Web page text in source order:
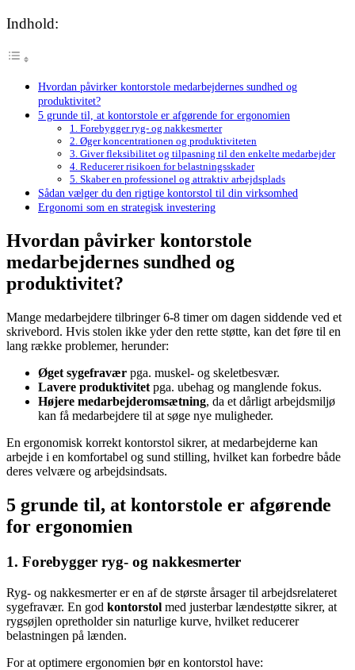
Indhold:
Hvordan påvirker kontorstole medarbejdernes sundhed og
produktivitet?
5 grunde til, at kontorstole er afgørende for ergonomien
1. Forebygger ryg- og nakkesmerter
2. Øger koncentrationen og produktiviteten
3. Giver fleksibilitet og tilpasning til den enkelte medarbejder
4. Reducerer risikoen for belastningsskader
5. Skaber en professionel og attraktiv arbejdsplads
Sådan vælger du den rigtige kontorstol til din virksomhed
Ergonomi som en strategisk investering
Hvordan påvirker kontorstole
medarbejdernes sundhed og
produktivitet?
Mange medarbejdere tilbringer 6-8 timer om dagen siddende ved et
skrivebord. Hvis stolen ikke yder den rette støtte, kan det føre til en
lang række problemer, herunder:
Øget sygefravær pga. muskel- og skeletbesvær.
Lavere produktivitet pga. ubehag og manglende fokus.
Højere medarbejderomsætning, da et dårligt arbejdsmiljø
kan få medarbejdere til at søge nye muligheder.
En ergonomisk korrekt kontorstol sikrer, at medarbejderne kan
arbejde i en komfortabel og sund stilling, hvilket kan forbedre både
deres velvære og arbejdsindsats.
5 grunde til, at kontorstole er afgørende
for ergonomien
1. Forebygger ryg- og nakkesmerter
Ryg- og nakkesmerter er en af de største årsager til arbejdsrelateret
sygefravær. En god kontorstol med justerbar lændestøtte sikrer, at
rygsøjlen opretholder sin naturlige kurve, hvilket reducerer
belastningen på lænden.
For at optimere ergonomien bør en kontorstol have: